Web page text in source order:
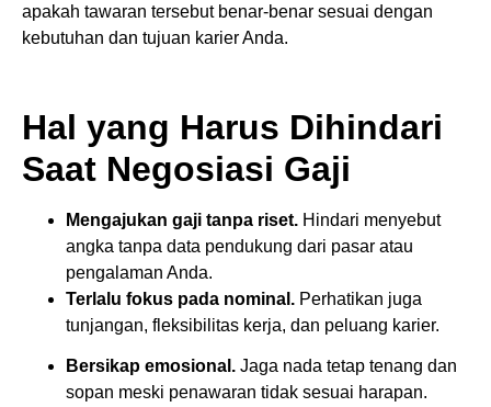
apakah tawaran tersebut benar-benar sesuai dengan
kebutuhan dan tujuan karier Anda.
Hal yang Harus Dihindari
Saat Negosiasi Gaji
Mengajukan gaji tanpa riset. Hindari menyebut
angka tanpa data pendukung dari pasar atau
pengalaman Anda.
Terlalu fokus pada nominal. Perhatikan juga
tunjangan, fleksibilitas kerja, dan peluang karier.
Bersikap emosional. Jaga nada tetap tenang dan
sopan meski penawaran tidak sesuai harapan.